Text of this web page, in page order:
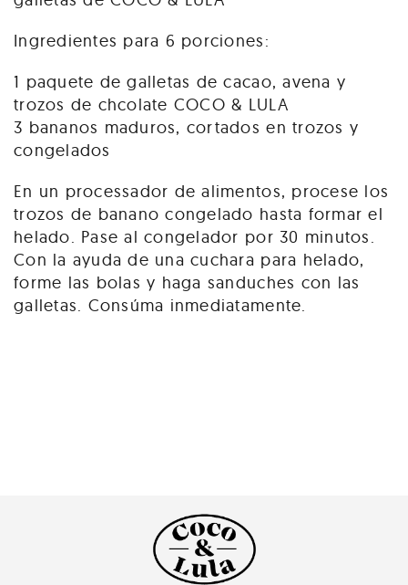
Ingredientes para 6 porciones:
1 paquete de galletas de cacao, avena y
trozos de chcolate COCO & LULA
3 bananos maduros, cortados en trozos y
congelados
En un processador de alimentos, procese los
trozos de banano congelado hasta formar el
helado. Pase al congelador por 30 minutos.
Con la ayuda de una cuchara para helado,
forme las bolas y haga sanduches con las
galletas. Consúma inmediatamente.